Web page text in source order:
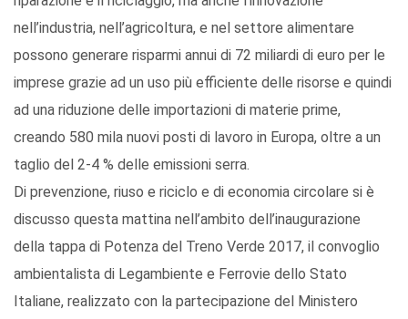
nell’industria, nell’agricoltura, e nel settore alimentare
possono generare risparmi annui di 72 miliardi di euro per le
imprese grazie ad un uso più efficiente delle risorse e quindi
ad una riduzione delle importazioni di materie prime,
creando 580 mila nuovi posti di lavoro in Europa, oltre a un
taglio del 2-4 % delle emissioni serra.
Di prevenzione, riuso e riciclo e di economia circolare si è
discusso questa mattina nell’ambito dell’inaugurazione
della tappa di Potenza del Treno Verde 2017, il convoglio
ambientalista di Legambiente e Ferrovie dello Stato
Italiane, realizzato con la partecipazione del Ministero